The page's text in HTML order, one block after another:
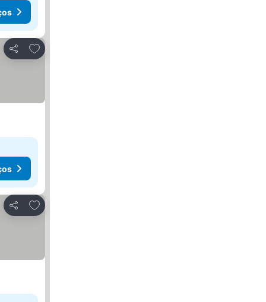
Partilhar
Adicionar aos favoritos
Partilhar
Adicionar aos favoritos